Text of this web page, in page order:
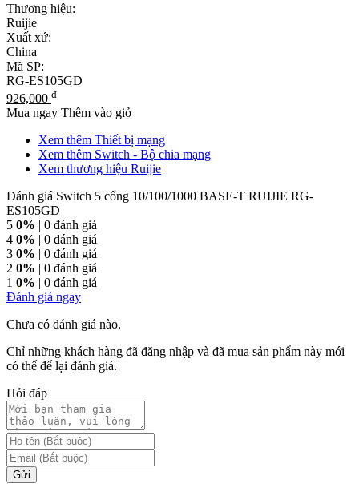
Thương hiệu:
Ruijie
Xuất xứ:
China
Mã SP:
RG-ES105GD
926,000 ₫
Mua ngay Thêm vào giỏ
Xem thêm Thiết bị mạng
Xem thêm Switch - Bộ chia mạng
Xem thương hiệu Ruijie
Đánh giá Switch 5 cổng 10/100/1000 BASE-T RUIJIE RG-
ES105GD
5 0% | 0 đánh giá
4 0% | 0 đánh giá
3 0% | 0 đánh giá
2 0% | 0 đánh giá
1 0% | 0 đánh giá
Đánh giá ngay
Chưa có đánh giá nào.
Chỉ những khách hàng đã đăng nhập và đã mua sản phẩm này mới
có thể để lại đánh giá.
Hỏi đáp
Gửi